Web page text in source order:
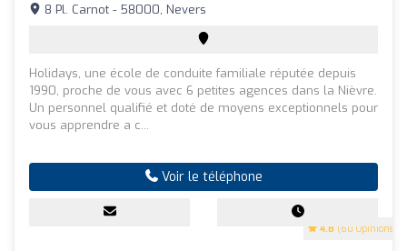
4.8 (60 Opinions)
8 Pl. Carnot - 58000, Nevers
Holidays, une école de conduite familiale réputée depuis
1990, proche de vous avec 6 petites agences dans la Nièvre.
Un personnel qualifié et doté de moyens exceptionnels pour
vous apprendre a c...
Voir le téléphone